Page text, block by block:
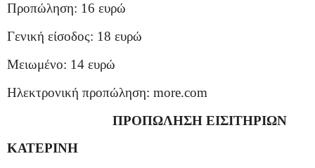
Προπώληση: 16 ευρώ
Γενική είσοδος: 18 ευρώ
Μειωμένο: 14 ευρώ
Ηλεκτρονική προπώληση: more.com
ΠΡΟΠΩΛΗΣΗ ΕΙΣΙΤΗΡΙΩΝ
ΚΑΤΕΡΙΝΗ